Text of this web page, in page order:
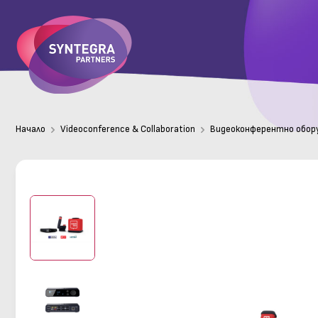
Начало Videoconference & Collaboration Видеоконферентно